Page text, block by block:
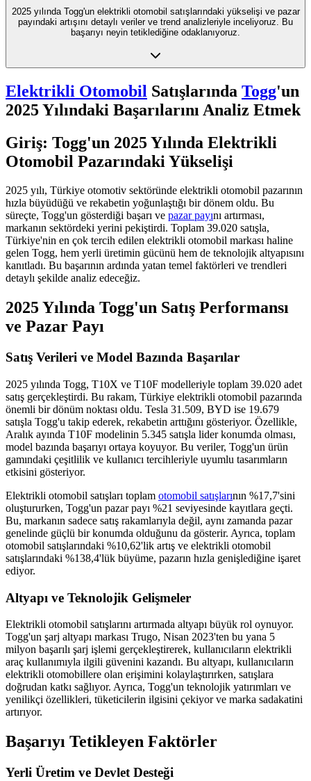
2025 yılında Togg'un elektrikli otomobil satışlarındaki yükselişi ve pazar
payındaki artışını detaylı veriler ve trend analizleriyle inceliyoruz. Bu
başarıyı neyin tetiklediğine odaklanıyoruz.
Elektrikli Otomobil Satışlarında Togg'un
2025 Yılındaki Başarılarını Analiz Etmek
Giriş: Togg'un 2025 Yılında Elektrikli
Otomobil Pazarındaki Yükselişi
2025 yılı, Türkiye otomotiv sektöründe elektrikli otomobil pazarının
hızla büyüdüğü ve rekabetin yoğunlaştığı bir dönem oldu. Bu
süreçte, Togg'un gösterdiği başarı ve pazar payını artırması,
markanın sektördeki yerini pekiştirdi. Toplam 39.020 satışla,
Türkiye'nin en çok tercih edilen elektrikli otomobil markası haline
gelen Togg, hem yerli üretimin gücünü hem de teknolojik altyapısını
kanıtladı. Bu başarının ardında yatan temel faktörleri ve trendleri
detaylı şekilde analiz edeceğiz.
2025 Yılında Togg'un Satış Performansı
ve Pazar Payı
Satış Verileri ve Model Bazında Başarılar
2025 yılında Togg, T10X ve T10F modelleriyle toplam 39.020 adet
satış gerçekleştirdi. Bu rakam, Türkiye elektrikli otomobil pazarında
önemli bir dönüm noktası oldu. Tesla 31.509, BYD ise 19.679
satışla Togg'u takip ederek, rekabetin arttığını gösteriyor. Özellikle,
Aralık ayında T10F modelinin 5.345 satışla lider konumda olması,
model bazında başarıyı ortaya koyuyor. Bu veriler, Togg'un ürün
gamındaki çeşitlilik ve kullanıcı tercihleriyle uyumlu tasarımların
etkisini gösteriyor.
Elektrikli otomobil satışları toplam otomobil satışlarının %17,7'sini
oluştururken, Togg'un pazar payı %21 seviyesinde kayıtlara geçti.
Bu, markanın sadece satış rakamlarıyla değil, aynı zamanda pazar
genelinde güçlü bir konumda olduğunu da gösterir. Ayrıca, toplam
otomobil satışlarındaki %10,62'lik artış ve elektrikli otomobil
satışlarındaki %138,4'lük büyüme, pazarın hızla genişlediğine işaret
ediyor.
Altyapı ve Teknolojik Gelişmeler
Elektrikli otomobil satışlarını artırmada altyapı büyük rol oynuyor.
Togg'un şarj altyapı markası Trugo, Nisan 2023'ten bu yana 5
milyon başarılı şarj işlemi gerçekleştirerek, kullanıcıların elektrikli
araç kullanımıyla ilgili güvenini kazandı. Bu altyapı, kullanıcıların
elektrikli otomobillere olan erişimini kolaylaştırırken, satışlara
doğrudan katkı sağlıyor. Ayrıca, Togg'un teknolojik yatırımları ve
yenilikçi özellikleri, tüketicilerin ilgisini çekiyor ve marka sadakatini
artırıyor.
Başarıyı Tetikleyen Faktörler
Yerli Üretim ve Devlet Desteği